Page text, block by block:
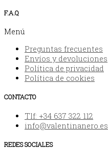
F.A.Q
Menú
Preguntas frecuentes
Envíos y devoluciones
Política de privacidad
Política de cookies
CONTACTO
Tlf: +34 637 322 112
info@valentinanero.es
REDES SOCIALES